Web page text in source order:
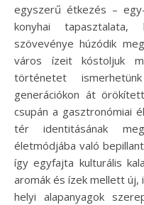
egyszerű étkezés –
konyhai
szövevénye húzódik
város ízeit kóstoljuk
történetet
generációkon át
csupán a gasztronómiai
tér identitásának
életmódjába való
így egyfajta kulturális
aromák és ízek mellett új,
helyi alapanyagok